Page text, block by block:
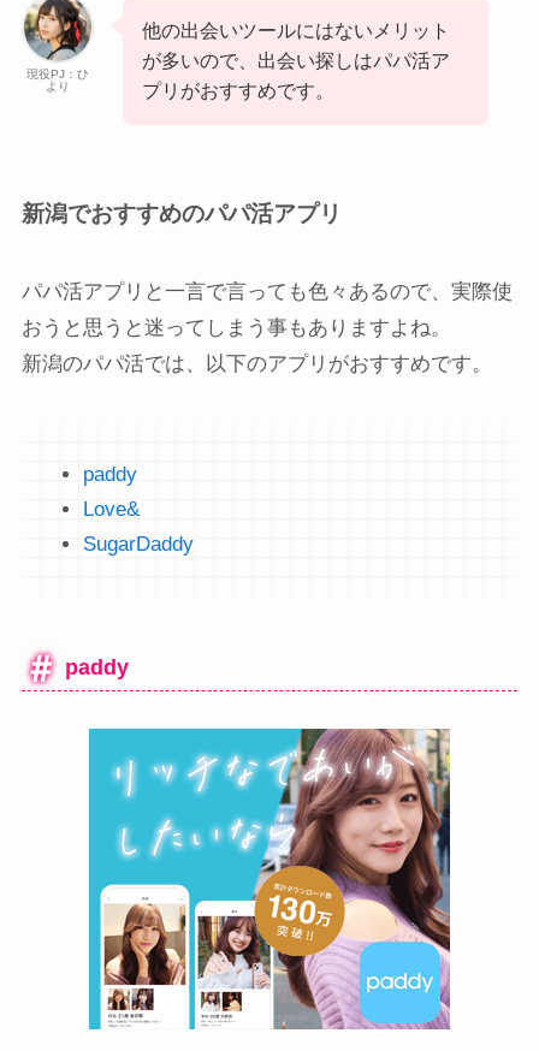
現役PJ：ひ
より
他の出会いツールにはないメリット
が多いので、出会い探しはパパ活ア
プリがおすすめです。
新潟でおすすめのパパ活アプリ
パパ活アプリと一言で言っても色々あるので、実際使
おうと思うと迷ってしまう事もありますよね。
新潟のパパ活では、以下のアプリがおすすめです。
paddy
Love&
SugarDaddy
paddy